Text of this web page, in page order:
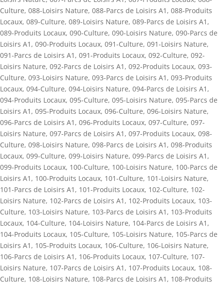
Culture, 088-Loisirs Nature, 088-Parcs de Loisirs A1 , 088-Produits
Locaux, 089-Culture, 089-Loisirs Nature, 089-Parcs de Loisirs A1 ,
089-Produits Locaux, 090-Culture, 090-Loisirs Nature, 090-Parcs de
Loisirs A1 , 090-Produits Locaux, 091-Culture, 091-Loisirs Nature,
091-Parcs de Loisirs A1 , 091-Produits Locaux, 092-Culture, 092-
Loisirs Nature, 092-Parcs de Loisirs A1 , 092-Produits Locaux, 093-
Culture, 093-Loisirs Nature, 093-Parcs de Loisirs A1 , 093-Produits
Locaux, 094-Culture, 094-Loisirs Nature, 094-Parcs de Loisirs A1 ,
094-Produits Locaux, 095-Culture, 095-Loisirs Nature, 095-Parcs de
Loisirs A1 , 095-Produits Locaux, 096-Culture, 096-Loisirs Nature,
096-Parcs de Loisirs A1 , 096-Produits Locaux, 097-Culture, 097-
Loisirs Nature, 097-Parcs de Loisirs A1 , 097-Produits Locaux, 098-
Culture, 098-Loisirs Nature, 098-Parcs de Loisirs A1 , 098-Produits
Locaux, 099-Culture, 099-Loisirs Nature, 099-Parcs de Loisirs A1 ,
099-Produits Locaux, 100-Culture, 100-Loisirs Nature, 100-Parcs de
Loisirs A1 , 100-Produits Locaux, 101-Culture, 101-Loisirs Nature,
101-Parcs de Loisirs A1 , 101-Produits Locaux, 102-Culture, 102-
Loisirs Nature, 102-Parcs de Loisirs A1 , 102-Produits Locaux, 103-
Culture, 103-Loisirs Nature, 103-Parcs de Loisirs A1 , 103-Produits
Locaux, 104-Culture, 104-Loisirs Nature, 104-Parcs de Loisirs A1 ,
104-Produits Locaux, 105-Culture, 105-Loisirs Nature, 105-Parcs de
Loisirs A1 , 105-Produits Locaux, 106-Culture, 106-Loisirs Nature,
106-Parcs de Loisirs A1 , 106-Produits Locaux, 107-Culture, 107-
Loisirs Nature, 107-Parcs de Loisirs A1 , 107-Produits Locaux, 108-
Culture, 108-Loisirs Nature, 108-Parcs de Loisirs A1 , 108-Produits